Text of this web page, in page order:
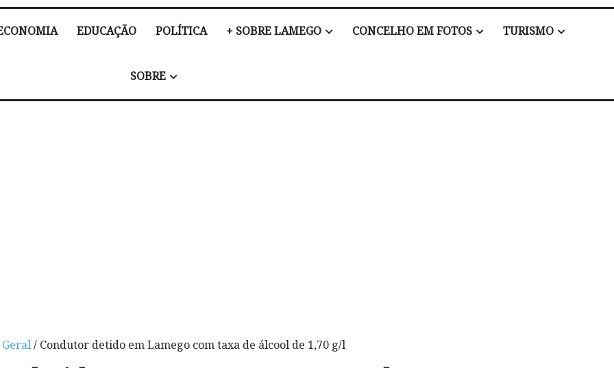
EDUCAÇÃO POLÍTICA + SOBRE LAMEGO CONCELHO EM FOTOS TURISMO
SOBRE
Geral/ Condutor detido em Lamego com taxa de álcool de 1,70 g/l